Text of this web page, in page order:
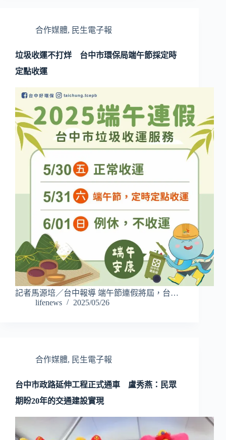
合作媒體, 民生電子報
垃圾收運不打烊 台中市環保局端午節採定時
定點收運
記者馬源培／台中報導 端午節連假將屆，台…
lifenews
2025/05/26
合作媒體, 民生電子報
台中市政路延伸工程正式通車 盧秀燕：民眾
期盼20年的交通建設實現